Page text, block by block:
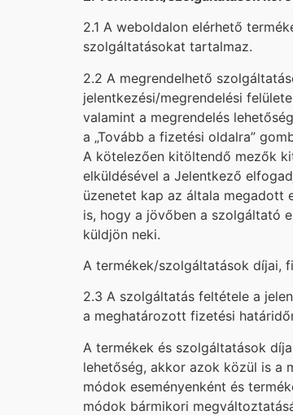
2.1 A weboldalon elérhető
szolgáltatásokat tartalmaz.
2.2 A megrendelhető
jelentkezési/megrendelési
valamint a megrendelés
a „Tovább a fizetési oldalra”
A kötelezően kitöltendő mezők
elküldésével a Jelentkező
üzenetet kap az általa megadott
is, hogy a jövőben a szolgáltató
küldjön neki.
A termékek/szolgáltatások díjai,
2.3 A szolgáltatás feltétele a
a meghatározott fizetési
A termékek és szolgáltatások
lehetőség, akkor azok közül is a
módok eseményenként és
módok bármikori